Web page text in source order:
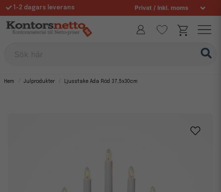
1-2 dagars leverans
Fri frakt över 995 kr
Hem Julprodukter Ljusstake Ada Röd 37,5x30cm